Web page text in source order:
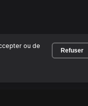
ou de
Refuser